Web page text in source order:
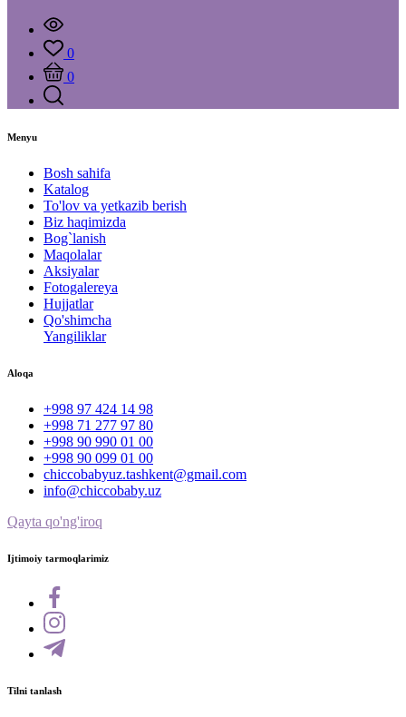
0
0
Menyu
Bosh sahifa
Katalog
To'lov va yetkazib berish
Biz haqimizda
Bog`lanish
Maqolalar
Aksiyalar
Fotogalereya
Hujjatlar
Qo'shimcha
Yangiliklar
Aloqa
+998 97 424 14 98
+998 71 277 97 80
+998 90 990 01 00
+998 90 099 01 00
chiccobabyuz.tashkent@gmail.com
info@chiccobaby.uz
Qayta qo'ng'iroq
Ijtimoiy tarmoqlarimiz
Tilni tanlash